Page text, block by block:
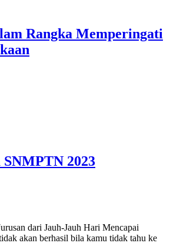
Rangka Memperingati
2023
dari Jauh-Jauh Hari Mencapai
akan berhasil bila kamu tidak tahu ke